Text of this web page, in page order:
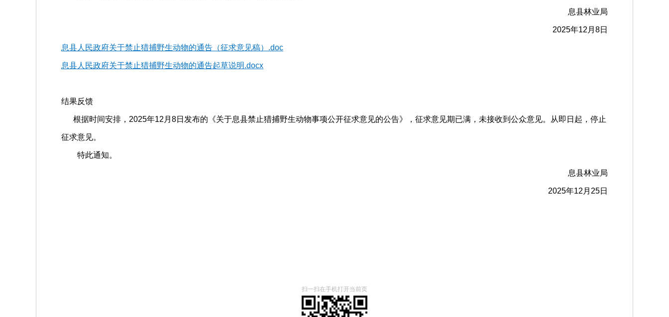
息县林业局
2025年12月8日
息县人民政府关于禁止猎捕野生动物的通告（征求意见稿）.doc
息县人民政府关于禁止猎捕野生动物的通告起草说明.docx
结果反馈
根据时间安排，2025年12月8日发布的《关于息县禁止猎捕野生动物事项公开征求意见的公告》，征求意见期已满，未接收到公众意见。从即日起，停止
征求意见。
特此通知。
息县林业局
2025年12月25日
扫一扫在手机打开当前页